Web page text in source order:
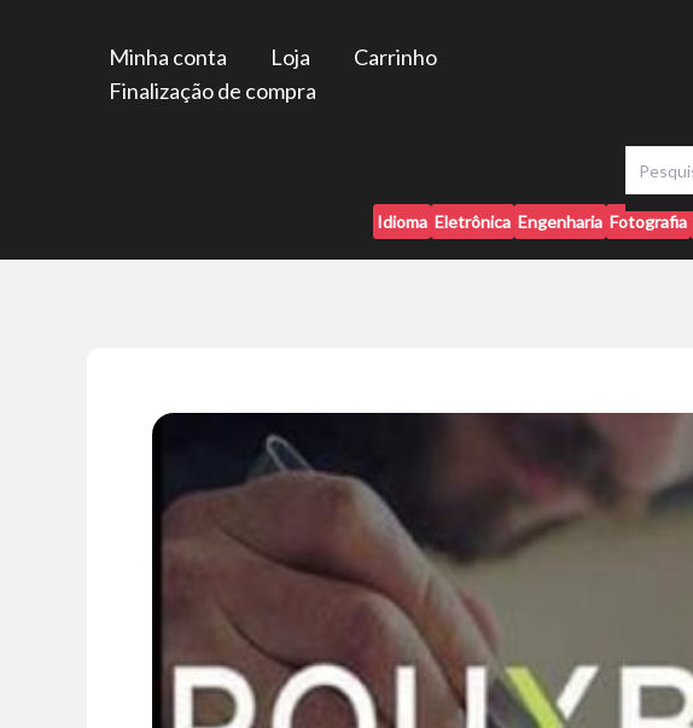
Minha conta Loja
Carrinho
Finalização de compra
Idioma Eletrônica Engenharia Fotografia